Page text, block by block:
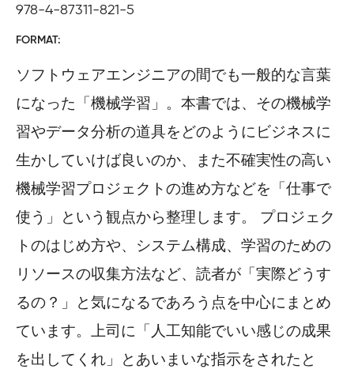
978-4-87311-821-5
FORMAT
ソフトウェアエンジニアの間でも一般的な言葉
になった「機械学習」。本書では、その機械学
習やデータ分析の道具をどのようにビジネスに
生かしていけば良いのか、また不確実性の高い
機械学習プロジェクトの進め方などを「仕事で
使う」という観点から整理します。 プロジェク
トのはじめ方や、システム構成、学習のための
リソースの収集方法など、読者が「実際どうす
るの？」と気になるであろう点を中心にまとめ
ています。上司に「人工知能でいい感じの成果
を出してくれ」とあいまいな指示をされたと